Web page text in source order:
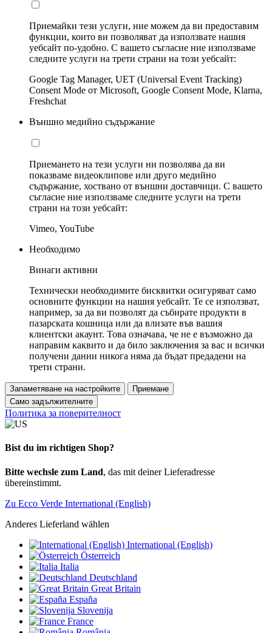
Приемайки тези услуги, ние можем да ви предоставим
функции, които ви позволяват да използвате нашия
уебсайт по-удобно. С вашето съгласие ние използваме
следните услуги на трети страни на този уебсайт:
Google Tag Manager, UET (Universal Event Tracking)
Consent Mode от Microsoft, Google Consent Mode, Klarna,
Freshchat
Външно медийно съдържание
Приемането на тези услуги ни позволява да ви
показваме видеоклипове или друго медийно
съдържание, хоствано от външни доставчици. С вашето
съгласие ние използваме следните услуги на трети
страни на този уебсайт:
Vimeo, YouTube
Необходимо
Винаги активни
Технически необходимите бисквитки осигуряват само
основните функции на нашия уебсайт. Те се използват,
например, за да ви позволят да събирате продукти в
пазарската кошница или да влизате във вашия
клиентски акаунт. Това означава, че не е възможно да
направим каквито и да било заключения за вас и всички
получени данни никога няма да бъдат предадени на
трети страни.
Запаметяване на настройките
Приемане
Само задължителните
Политика за поверителност
Bist du im richtigen Shop?
Bitte wechsle zum Land, das mit deiner Lieferadresse
übereinstimmt.
Zu Ecco Verde International (English)
Anderes Lieferland wählen
International (English)
Österreich
Italia
Deutschland
Great Britain
España
Slovenija
France